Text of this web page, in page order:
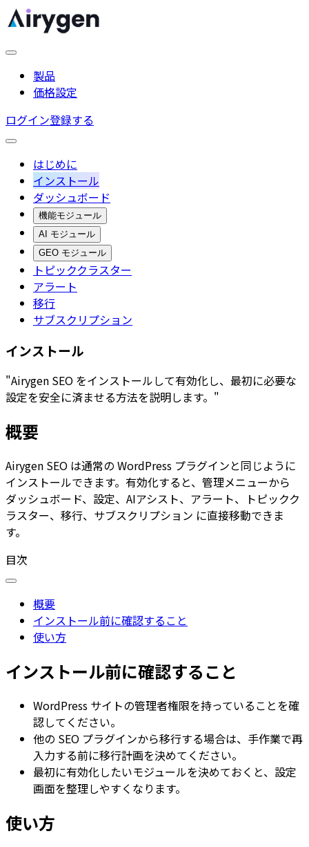
製品
価格設定
ログイン登録する
はじめに
インストール
ダッシュボード
機能モジュール
AI モジュール
GEO モジュール
トピッククラスター
アラート
移行
サブスクリプション
インストール
"Airygen SEO をインストールして有効化し、最初に必要な
設定を安全に済ませる方法を説明します。"
概要
Airygen SEO は通常の WordPress プラグインと同じように
インストールできます。有効化すると、管理メニューから
ダッシュボード、 設定、 AIアシスト、 アラート、
トピックク
ラスター、 移行、 サブスクリプション に直接移動できま
す。
目次
概要
インストール前に確認すること
使い方
インストール前に確認すること
WordPress サイトの管理者権限を持っていることを確
認してください。
他の SEO プラグインから移行する場合は、手作業で再
入力する前に移行計画を決めてください。
最初に有効化したいモジュールを決めておくと、設定
画面を整理しやすくなります。
使い方